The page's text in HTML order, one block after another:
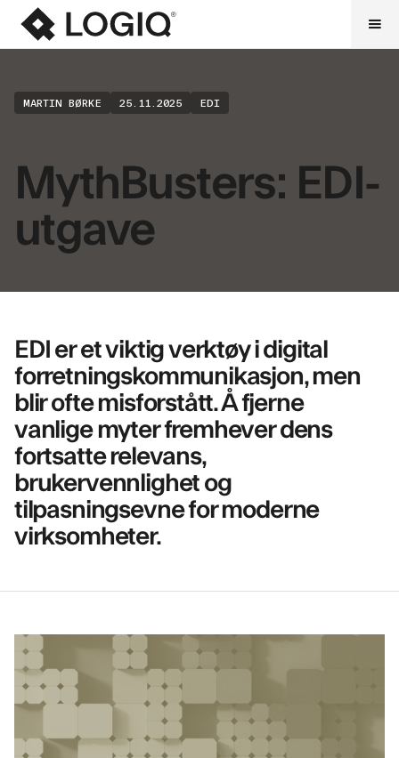
MARTIN BØRKE 25.11.2025 EDI
MythBusters: EDI-
utgave
EDI er et viktig verktøy i digital
forretningskommunikasjon, men
blir ofte misforstått. Å fjerne
vanlige myter fremhever dens
fortsatte relevans,
brukervennlighet og
tilpasningsevne for moderne
virksomheter.